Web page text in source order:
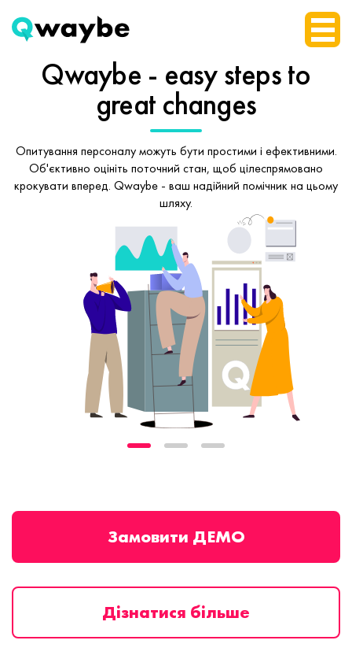
Qwaybe - easy stepsto
great changes
Опитування персоналу можуть бути простими і ефективними.
Об'єктивно оцініть поточний стан, щоб цілеспрямовано
крокувати вперед. Qwaybe - ваш надійний помічник на цьому
шляху.
Замовити ДЕМО
Дізнатися більше